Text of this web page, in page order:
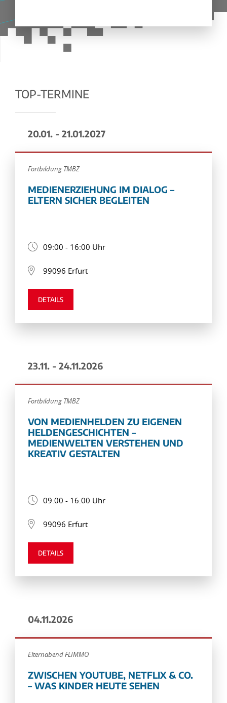
TOP-TERMINE
20.01. - 21.01.2027
Fortbildung TMBZ
MEDIENERZIEHUNG IM DIALOG –
ELTERN SICHER BEGLEITEN
09:00 - 16:00 Uhr
99096 Erfurt
DETAILS
23.11. - 24.11.2026
Fortbildung TMBZ
VON MEDIENHELDEN ZU EIGENEN
HELDENGESCHICHTEN –
MEDIENWELTEN VERSTEHEN UND
KREATIV GESTALTEN
09:00 - 16:00 Uhr
99096 Erfurt
DETAILS
04.11.2026
Elternabend FLIMMO
ZWISCHEN YOUTUBE, NETFLIX & CO.
– WAS KINDER HEUTE SEHEN